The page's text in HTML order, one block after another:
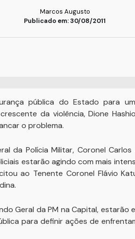
Marcos Augusto
Publicado em: 30/08/2011
pública do Estado para
da violência, Dione
o problema.
da Polícia Militar, Coronel
estarão agindo com mais
ao Tenente Coronel Flávio
Geral da PM na Capital, estarão
para definir ações de